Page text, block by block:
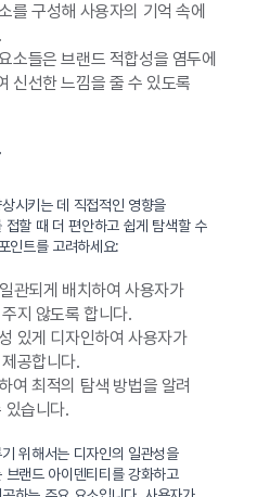
를 구성해 사용자의 기억 속에
소들은 브랜드 적합성을 염두에
신선한 느낌을 줄 수 있도록
시키는 데 직접적인 영향을
할 때 더 편안하고 쉽게 탐색할 수
인트를 고려하세요:
관되게 배치하여 사용자가
지 않도록 합니다.
있게 디자인하여 사용자가
공합니다.
여 최적의 탐색 방법을 알려
있습니다.
위해서는 디자인의 일관성을
랜드 아이덴티티를 강화하고